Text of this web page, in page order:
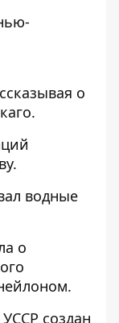
о
водные
о
создан